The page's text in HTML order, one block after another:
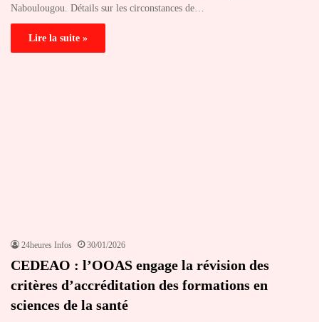
Naboulougou. Détails sur les circonstances de…
Lire la suite »
24heures Infos 30/01/2026
CEDEAO : l’OOAS engage la révision des
critères d’accréditation des formations en
sciences de la santé